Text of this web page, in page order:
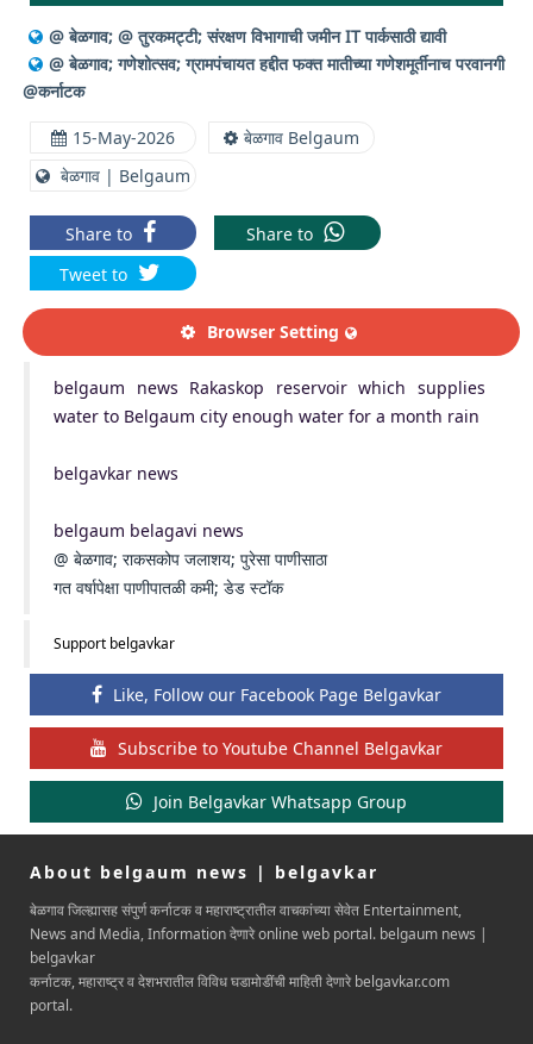
@ बेळगाव; @ तुरकमट्टी; संरक्षण विभागाची जमीन IT पार्कसाठी द्यावी
@ बेळगाव; गणेशोत्सव; ग्रामपंचायत हद्दीत फक्त मातीच्या गणेशमूर्तीनाच परवानगी
@कर्नाटक
15-May-2026
बेळगाव Belgaum
बेळगाव | Belgaum
Share to
Share to
Tweet to
Browser Setting
belgaum news Rakaskop reservoir which supplies
water to Belgaum city enough water for a month rain
belgavkar news
belgaum belagavi news
@ बेळगाव; राकसकोप जलाशय; पुरेसा पाणीसाठा
गत वर्षापेक्षा पाणीपातळी कमी; डेड स्टॉक
Support belgavkar
Like, Follow our Facebook Page Belgavkar
Subscribe to Youtube Channel Belgavkar
Join Belgavkar Whatsapp Group
About belgaum news | belgavkar
बेळगाव जिल्ह्यासह संपुर्ण कर्नाटक व महाराष्ट्रातील वाचकांच्या सेवेत Entertainment,
News and Media, Information देणारे online web portal. belgaum news |
belgavkar
कर्नाटक, महाराष्ट्र व देशभरातील विविध घडामोडींची माहिती देणारे belgavkar.com
portal.